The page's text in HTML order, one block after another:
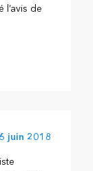
l’avis de
juin 2018